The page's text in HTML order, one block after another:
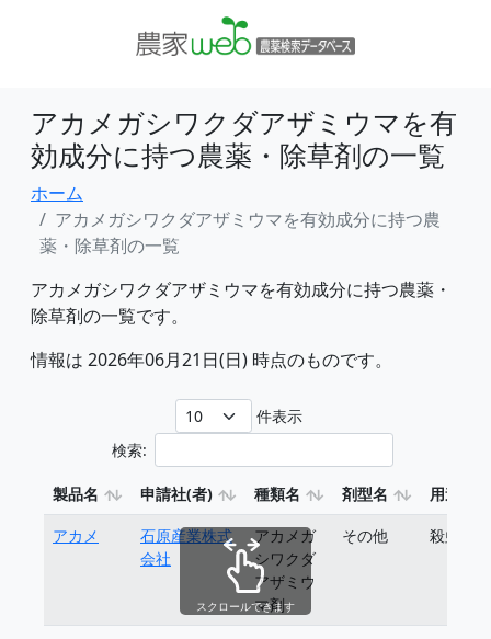
アカメガシワクダアザミウマを有
効成分に持つ農薬・除草剤の一覧
ホーム
アカメガシワクダアザミウマを有効成分に持つ農
薬・除草剤の一覧
アカメガシワクダアザミウマを有効成分に持つ農薬・
除草剤の一覧です。
情報は 2026年06月21日(日) 時点のものです。
件表示
検索:
製品名 申請社(者) 種類名 剤型名
用途
アカメ
石原産業株式
会社
アカメガ
シワクダ
アザミウ
マ剤
その他 殺虫剤
スクロールできます